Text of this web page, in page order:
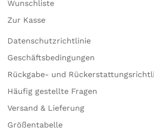
Wunschliste
Zur Kasse
Datenschutzrichtlinie
Geschäftsbedingungen
Rückgabe- und
Häufig gestellte Fragen
Versand & Lieferung
Größentabelle